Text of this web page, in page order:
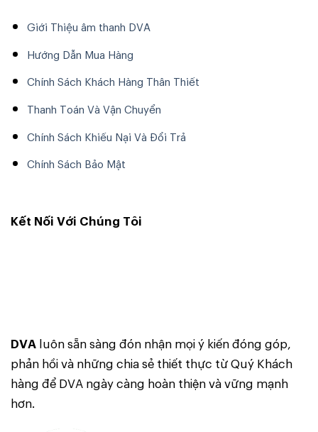
Giới Thiệu âm thanh DVA
Hướng Dẫn Mua Hàng
Chính Sách Khách Hàng Thân Thiết
Thanh Toán Và Vận Chuyển
Chính Sách Khiếu Nại Và Đổi Trả
Chính Sách Bảo Mật
Kết Nối Với Chúng Tôi
DVA luôn sẵn sàng đón nhận mọi ý kiến đóng góp,
phản hồi và những chia sẻ thiết thực từ Quý Khách
hàng để DVA ngày càng hoàn thiện và vững mạnh
hơn.